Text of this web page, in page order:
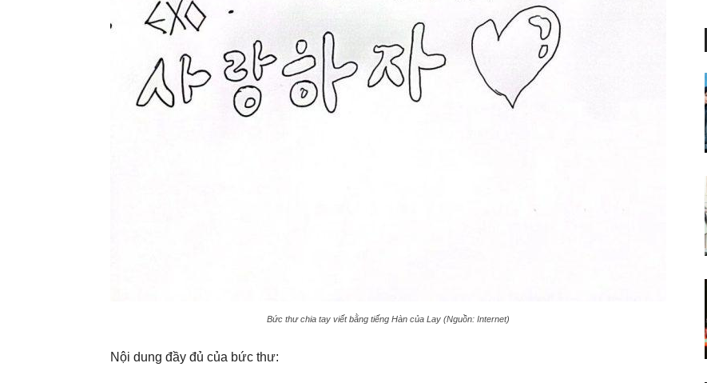
Bức thư chia tay viết bằng tiếng Hàn của Lay (Nguồn: Internet)
Nội dung đầy đủ của bức thư: